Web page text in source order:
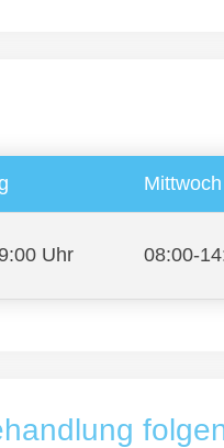
Mittwoch
Uhr 08:00-